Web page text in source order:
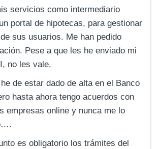
servicios como intermediario
portal de hipotecas, para gestionar
sus usuarios. Me han pedido
Pese a que les he enviado mi
no les vale.
de estar dado de alta en el Banco
hasta ahora tengo acuerdos con
empresas online y nunca me lo
es obligatorio los trámites del